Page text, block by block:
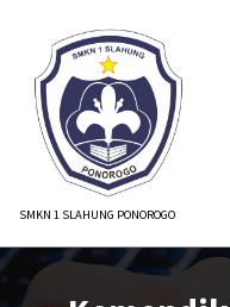
konten
SMKN 1 SLAHUNG PONOROGO